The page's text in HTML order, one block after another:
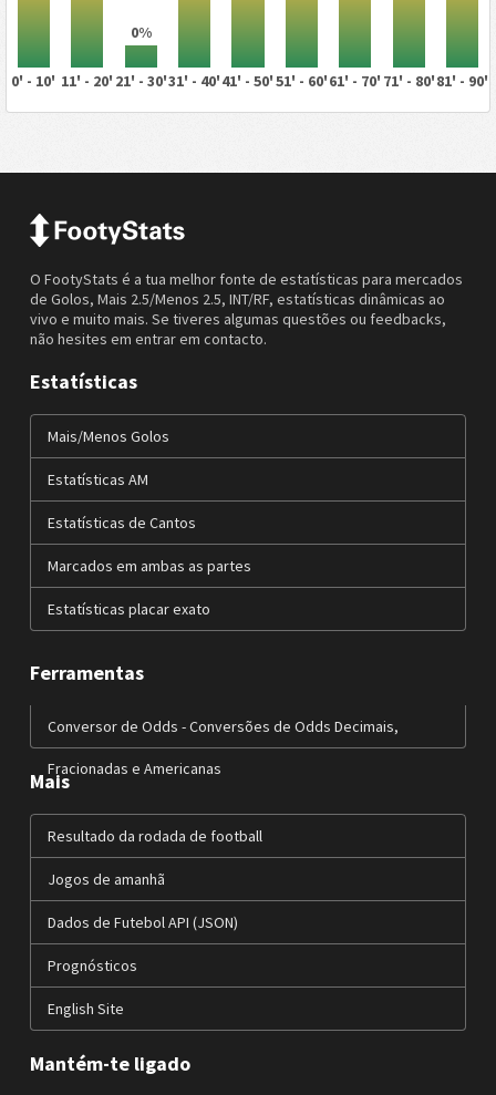
0%
0' - 10' 11' - 20' 21' - 30'31' - 40'41' - 50'51' - 60'61' - 70' 71' - 80'81' - 90'
O FootyStats é a tua melhor fonte de estatísticas para mercados
de Golos, Mais 2.5/Menos 2.5, INT/RF, estatísticas dinâmicas ao
vivo e muito mais. Se tiveres algumas questões ou feedbacks,
não hesites em entrar em contacto.
Estatísticas
Mais/Menos Golos
Estatísticas AM
Estatísticas de Cantos
Marcados em ambas as partes
Estatísticas placar exato
Ferramentas
Conversor de Odds - Conversões de Odds Decimais,
Fracionadas e Americanas
Mais
Resultado da rodada de football
Jogos de amanhã
Dados de Futebol API (JSON)
Prognósticos
English Site
Mantém-te ligado